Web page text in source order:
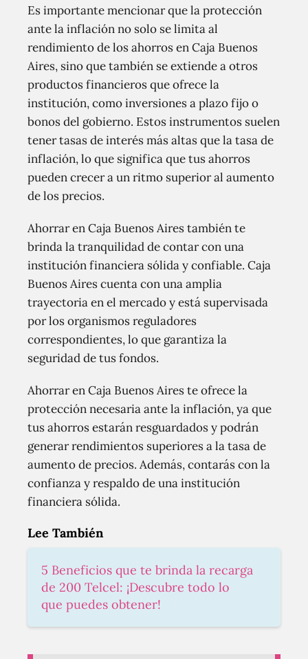
Es importante mencionar que la protección
ante la inflación no solo se limita al
rendimiento de los ahorros en Caja Buenos
Aires, sino que también se extiende a otros
productos financieros que ofrece la
institución, como inversiones a plazo fijo o
bonos del gobierno. Estos instrumentos suelen
tener tasas de interés más altas que la tasa de
inflación, lo que significa que tus ahorros
pueden crecer a un ritmo superior al aumento
de los precios.
Ahorrar en Caja Buenos Aires también te
brinda la tranquilidad de contar con una
institución financiera sólida y confiable. Caja
Buenos Aires cuenta con una amplia
trayectoria en el mercado y está supervisada
por los organismos reguladores
correspondientes, lo que garantiza la
seguridad de tus fondos.
Ahorrar en Caja Buenos Aires te ofrece la
protección necesaria ante la inflación, ya que
tus ahorros estarán resguardados y podrán
generar rendimientos superiores a la tasa de
aumento de precios. Además, contarás con la
confianza y respaldo de una institución
financiera sólida.
Lee También
5 Beneficios que te brinda la recarga
de 200 Telcel: ¡Descubre todo lo
que puedes obtener!